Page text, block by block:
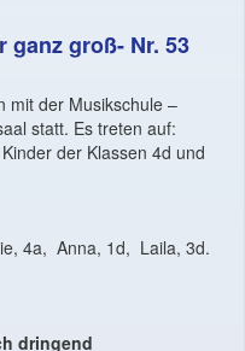
ganz groß- Nr. 53
mit der Musikschule –
statt. Es treten auf:
der Klassen 4d und
4a, Anna, 1d, Laila, 3d.
dringend